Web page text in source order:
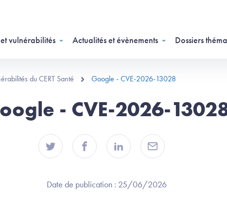
vulnérabilités Actualités et évènements Dossiers
du CERT Santé Google - CVE-2026-13028
- CVE-2026-
Date de publication : 25/06/2026